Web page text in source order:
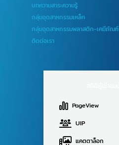
บทความสาระความรู้
กลุ่มอุตสาหกรรมเหล็ก
กลุ่มอุตสาหกรรมพลาสติก-เคมีภัณฑ์
ติดต่อเรา
PageView
UIP
แคตตาล็อก